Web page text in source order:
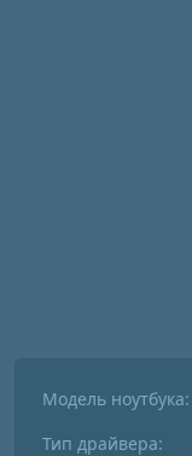
Модель ноутбука:
Тип драйвера: